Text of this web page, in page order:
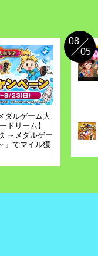
今回のテーマは「エース
ンプ」開催のお知らせ
ルバースタンプ」開催のお
ついて
今回のテーマは「未来」！
ンプ」開催のお知らせ
ーツスタンプ」開催のお
ダルゲーム大
ドリーム】
～メダルゲー
」でマイル獲
08
05